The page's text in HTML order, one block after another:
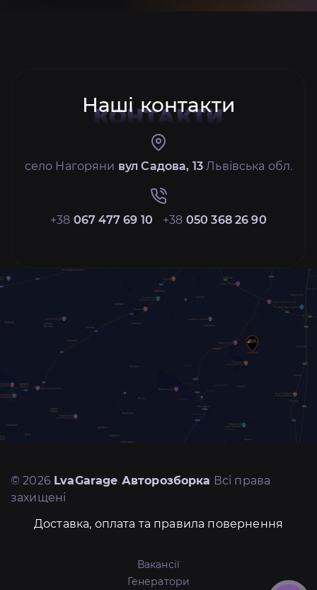
Наші контакти
КОНТАКТИ
село Нагоряни вул Садова, 13 Львівська обл.
+38 067 477 69 10 +38 050 368 26 90
© 2026 LvaGarage Авторозборка Всі права
захищені
Доставка, оплата та правила повернення
Вакансії
Генератори